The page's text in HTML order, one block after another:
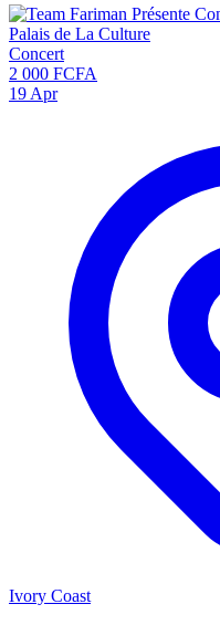
Concert
2 000 FCFA
19 Apr
Ivory Coast